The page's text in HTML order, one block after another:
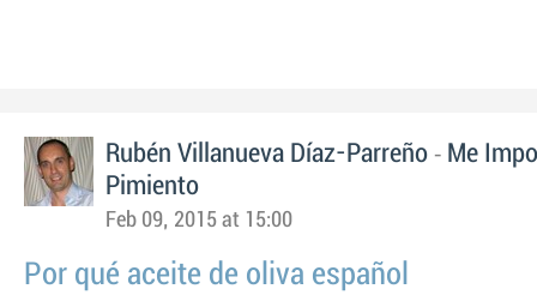
Rubén Villanueva Díaz-Parreño - Me
Pimiento
Feb 09, 2015 at 15:00
Por qué aceite de oliva español